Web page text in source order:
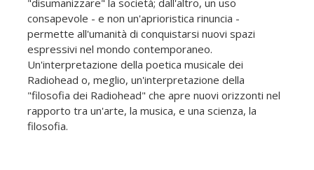
"disumanizzare" la società; dall'altro, un uso
consapevole - e non un'aprioristica rinuncia -
permette all'umanità di conquistarsi nuovi spazi
espressivi nel mondo contemporaneo.
Un'interpretazione della poetica musicale dei
Radiohead o, meglio, un'interpretazione della
"filosofia dei Radiohead" che apre nuovi orizzonti nel
rapporto tra un'arte, la musica, e una scienza, la
filosofia.